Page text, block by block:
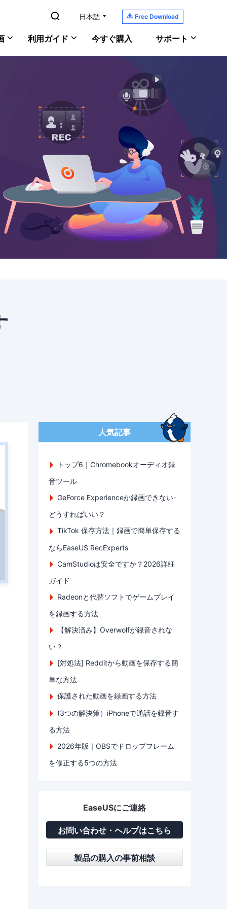
 日本語  Free Download
PC画面/音声/ウェブカメラを録画
ScreenShot
PCでスクリーンショットを撮る
利用ガイド
YouTubeの音楽を録音
Macで画面と音声を記録
PCでゲーム実況を録画
おすすめの録画ソフト
今すぐ購入 サポート
サポートセンター
ガイド、ライセンス、お問い合わせ
ダウンロードセンター
ソフトをダウンロードしよう
ヘルプガイド
あなたの問題を解決
オンラインチャット
何でも聞いてください
人気記事
トップ6｜Chromebookオーディオ録
音ツール
GeForce Experienceか録画できない-
どうすればいい？
TikTok 保存方法｜録画で簡単保存する
ならEaseUS RecExperts
CamStudioは安全ですか？2026詳細
ガイド
Radeonと代替ソフトでゲームプレイ
を録画する方法
【解決済み】Overwolfが録音されな
い？
[対処法] Redditから動画を保存する簡
単な方法
保護された動画を録画する方法
(3つの解決策）iPhoneで通話を録音す
る方法
2026年版｜OBSでドロップフレーム
を修正する5つの方法
EaseUSにご連絡
お問い合わせ・ヘルプはこちら
製品の購入の事前相談